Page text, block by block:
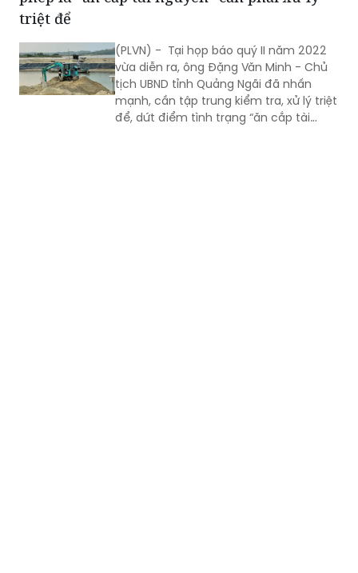
(PLVN) - Tại họp báo quý II năm 2022
tịch UBND tỉnh Quảng Ngãi đã nhấn
mạnh, cần tập trung kiểm tra, xử lý triệt
để, dứt điểm tình trạng “ăn cắp tài
nguyên” .